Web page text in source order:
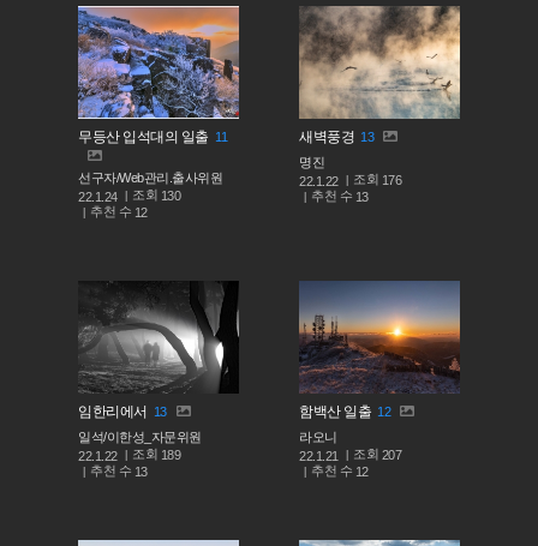
무등산 입석대의 일출 11
선구자/Web관리.출사위원
22.1.24
조회 130
추천 수 12
새벽풍경 13
명진
22.1.22
조회 176
추천 수 13
임한리에서 13
일석/이한성_자문위원
22.1.22
조회 189
추천 수 13
함백산 일출 12
라오니
22.1.21
조회 207
추천 수 12